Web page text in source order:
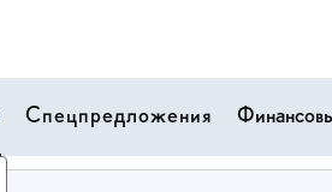
Спецпредложения